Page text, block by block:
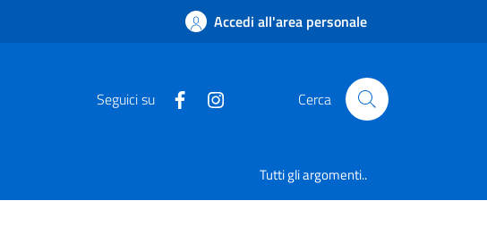
Accedi all'area personale
Seguici su Cerca
Tutti gli argomenti..